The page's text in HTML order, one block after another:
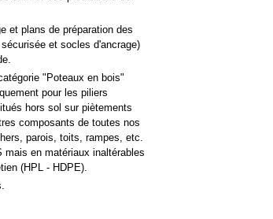
et plans de préparation des
et socles d'ancrage)
"Poteaux en bois"
pour les piliers
hors sol sur piètements
composants de toutes nos
parois, toits, rampes, etc.
mais en matériaux inaltérables
(HPL - HDPE).